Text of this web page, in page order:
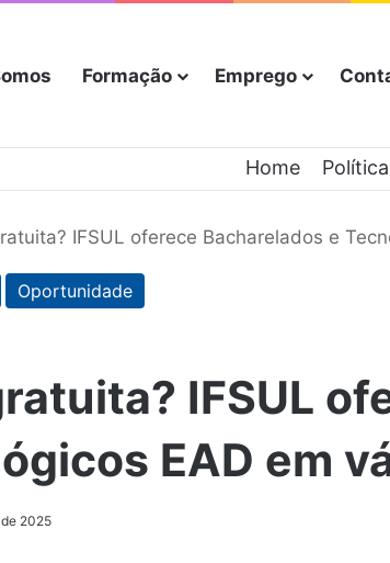
Formação Emprego
Home
IFSUL oferece Bacharelados e
Oportunidade
IFSUL
EAD em
2025